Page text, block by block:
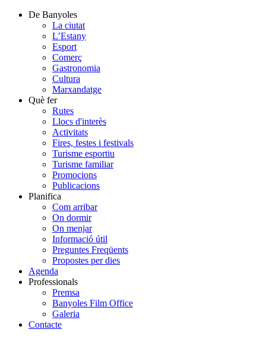
De Banyoles
La ciutat
L’Estany
Esport
Comerç
Gastronomia
Cultura
Marxandatge
Què fer
Rutes
Llocs d'interès
Activitats
Fires, festes i festivals
Turisme esportiu
Turisme familiar
Promocions
Publicacions
Planifica
Com arribar
On dormir
On menjar
Informació útil
Preguntes Freqüents
Propostes per dies
Agenda
Professionals
Premsa
Banyoles Film Office
Galeria
Contacte